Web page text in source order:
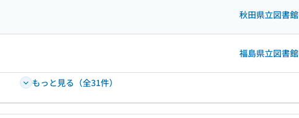
秋田県立図書
福島県立図書
もっと見る（全31件）